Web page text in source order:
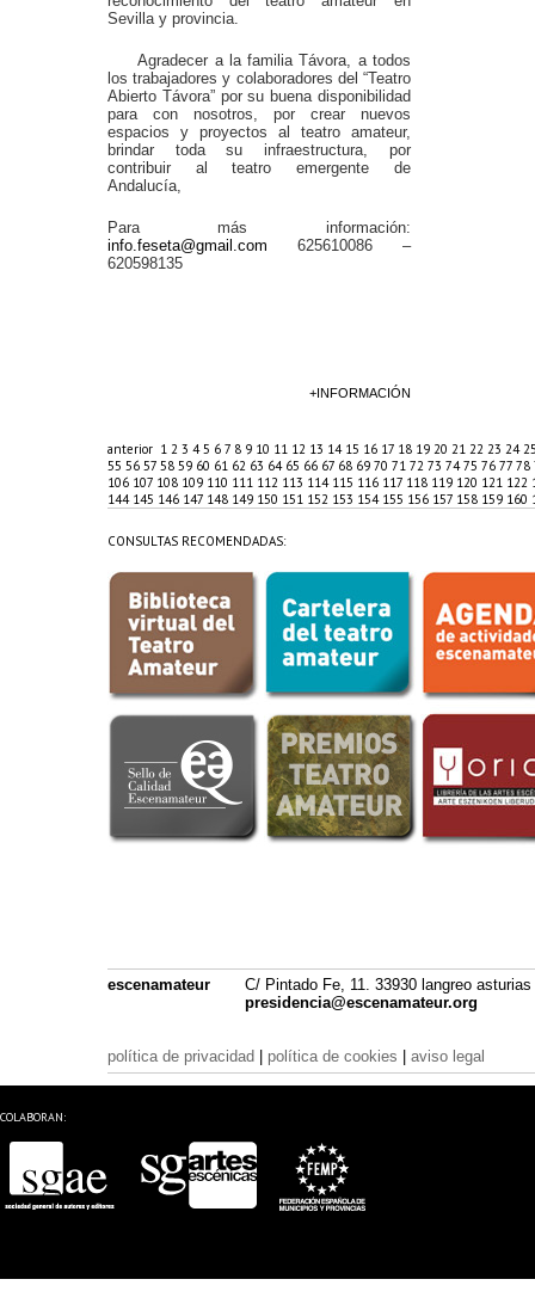
Sevilla y provincia.
Agradecer a la familia Távora, a todos
los trabajadores y colaboradores del “Teatro
Abierto Távora” por su buena disponibilidad
para con nosotros, por crear nuevos
espacios y proyectos al teatro amateur,
brindar toda su infraestructura, por
contribuir al teatro emergente de
Andalucía,
Para más información:
info.feseta@gmail.com 625610086 –
620598135
+INFORMACIÓN
anterior 1 2 3 45 6 7 8 9 10 11 12 13 14 15 16 17 18 19 20 21 22 23 24
55 56 57 58 59 60 61 62 63 64 65 66 67 68 69 70 71 72 73 7475 76 77 78
106 107 108 109 110 111 112 113 114 115 116 117 118 119 120 121 122
144 145 146 147 148 149 150 151 152 153 154 155 156 157 158 159 160
CONSULTAS RECOMENDADAS:
escenamateur
C/ Pintado Fe, 11. 33930 langreo asturias
presidencia@escenamateur.org
política de privacidad política de cookies aviso legal
COLABORAN: